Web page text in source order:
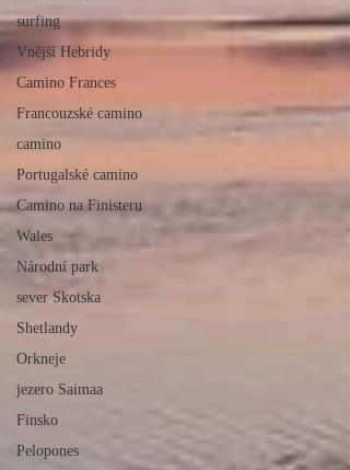
surfing
Vnější Hebridy
Camino Frances
Francouzské camino
camino
Portugalské camino
Camino na Finisteru
Wales
Národní park
sever Skotska
Shetlandy
Orkneje
jezero Saimaa
Finsko
Pelopones